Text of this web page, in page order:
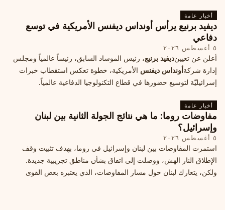
أخبار عامة
ديفيد برنيع يرأس أونداس ديفنس الأمريكية في توسع
دفاعي
٥ أغسطس ٢٠٢٦
أعلن عن تعيينديفيد برنيع، رئيس الموساد السابق، رئيساً عالمياً ومجلس
إدارة شركةأونداس ديفنس الأمريكية، خطوة تعكس استقطاب خبرات
إسرائيليّة لتوسيع حضورها في قطاع التكنولوجيا الدفاعية عالمياً.
أخبار عامة
مفاوضات روما: ما هي نتائج الجولة الثانية بين لبنان
وإسرائيل؟
٥ أغسطس ٢٠٢٦
استمرت المفاوضات بين لبنان وإسرائيل في روما، بهدف تثبيت وقف
الإطلاق النار الهش، ووصلت إلى اتفاق بشأن مناطق تجريبية جديدة.
ولكن، يتعارك لبنان حول مسار المفاوضات، الذي يعتبره بعض القوى